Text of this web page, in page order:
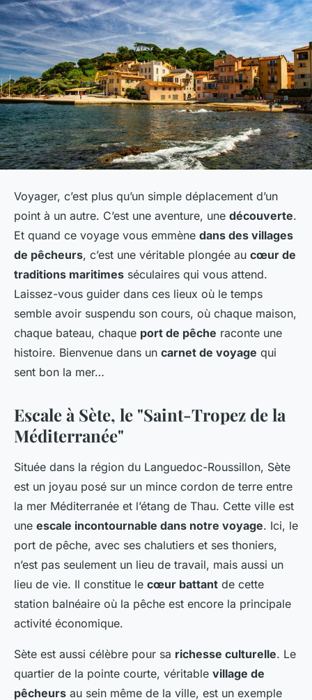
Voyager, c’est plus qu’un simple déplacement d’un
point à un autre. C’est une aventure, une découverte.
Et quand ce voyage vous emmène dans des villages
de pêcheurs, c’est une véritable plongée au cœur de
traditions maritimes séculaires qui vous attend.
Laissez-vous guider dans ces lieux où le temps
semble avoir suspendu son cours, où chaque maison,
chaque bateau, chaque port de pêche raconte une
histoire. Bienvenue dans un carnet de voyage qui
sent bon la mer…
Escale à Sète, le "Saint-Tropez de la
Méditerranée"
Située dans la région du Languedoc-Roussillon, Sète
est un joyau posé sur un mince cordon de terre entre
la mer Méditerranée et l’étang de Thau. Cette ville est
une escale incontournable dans notre voyage. Ici, le
port de pêche, avec ses chalutiers et ses thoniers,
n’est pas seulement un lieu de travail, mais aussi un
lieu de vie. Il constitue le cœur battant de cette
station balnéaire où la pêche est encore la principale
activité économique.
Sète est aussi célèbre pour sa richesse culturelle. Le
quartier de la pointe courte, véritable village de
pêcheurs au sein même de la ville, est un exemple